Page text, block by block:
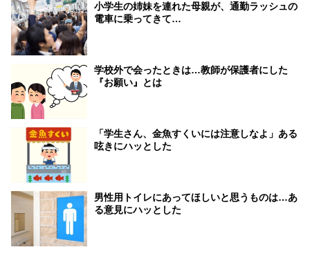
小学生の姉妹を連れた母親が、通勤ラッシュの
電車に乗ってきて…
学校外で会ったときは…教師が保護者にした
『お願い』とは
「学生さん、金魚すくいには注意しなよ」ある
呟きにハッとした
男性用トイレにあってほしいと思うものは…あ
る意見にハッとした